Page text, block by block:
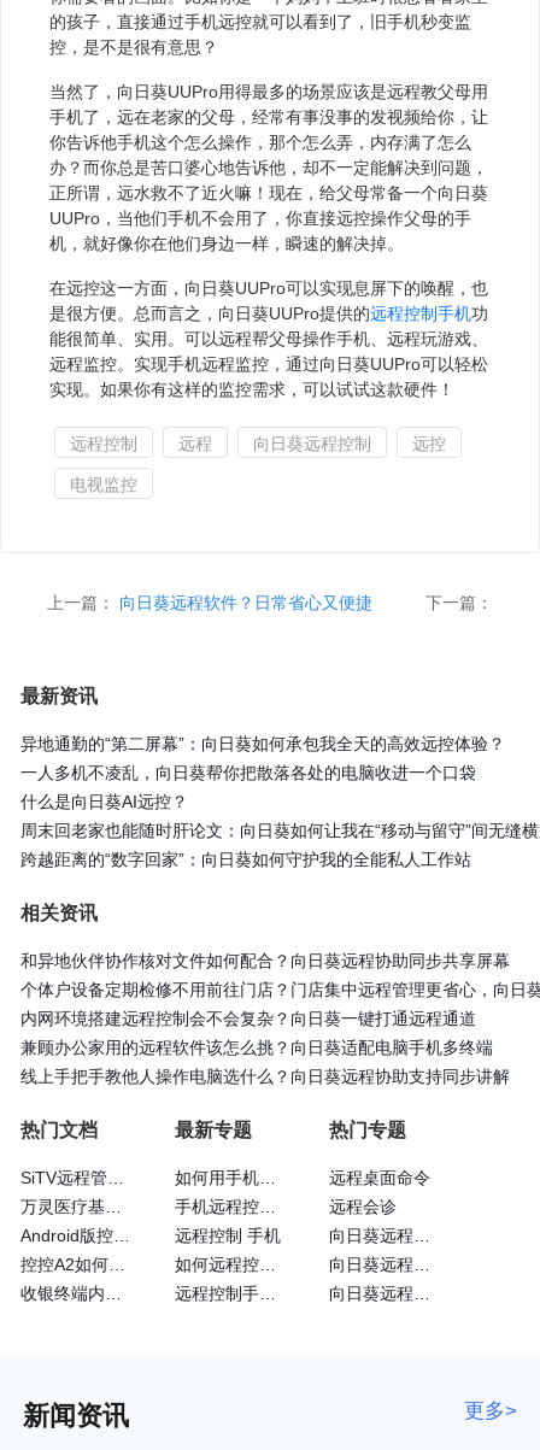
的孩子，直接通过手机远控就可以看到了，旧手机秒变监
控，是不是很有意思？
当然了，向日葵UUPro用得最多的场景应该是远程教父母用
手机了，远在老家的父母，经常有事没事的发视频给你，让
你告诉他手机这个怎么操作，那个怎么弄，内存满了怎么
办？而你总是苦口婆心地告诉他，却不一定能解决到问题，
正所谓，远水救不了近火嘛！现在，给父母常备一个向日葵
UUPro，当他们手机不会用了，你直接远控操作父母的手
机，就好像你在他们身边一样，瞬速的解决掉。
在远控这一方面，向日葵UUPro可以实现息屏下的唤醒，也
是很方便。总而言之，向日葵UUPro提供的远程控制手机功
能很简单、实用。可以远程帮父母操作手机、远程玩游戏、
远程监控。实现手机远程监控，通过向日葵UUPro可以轻松
实现。如果你有这样的监控需求，可以试试这款硬件！
远程控制 远程 向日葵远程控制 远控
电视监控
上一篇： 向日葵远程软件？日常省心又便捷 下一篇：
最新资讯
异地通勤的“第二屏幕”：向日葵如何承包我全天的高效远控体验？
一人多机不凌乱，向日葵帮你把散落各处的电脑收进一个口袋
什么是向日葵AI远控？
周末回老家也能随时肝论文：向日葵如何让我在“移动与留守”间无缝
跨越距离的“数字回家”：向日葵如何守护我的全能私人工作站
相关资讯
和异地伙伴协作核对文件如何配合？向日葵远程协助同步共享屏幕
个体户设备定期检修不用前往门店？门店集中远程管理更省心，向日
内网环境搭建远程控制会不会复杂？向日葵一键打通远程通道
兼顾办公家用的远程软件该怎么挑？向日葵适配电脑手机多终端
线上手把手教他人操作电脑选什么？向日葵远程协助支持同步讲解
热门文档
SiTV远程管理维护户外广告屏大法—向日葵
万灵医疗基于向日葵的眼科远程诊断系统
Android版控制端常见问题
控控A2如何通过4G网卡上网
收银终端内嵌向日葵实现远程运维
最新专题
如何用手机远程控制手机
手机远程控制手机方法
远程控制 手机
如何远程控制苹果手机
远程控制手机的方法
热门专题
远程桌面命令
远程会诊
向日葵远程控制使用
向日葵远程控制黑屏
向日葵远程控制官方
新闻资讯 更多>